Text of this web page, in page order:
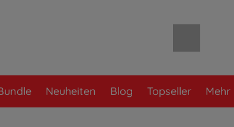
Neuheiten Blog Topseller Mehr